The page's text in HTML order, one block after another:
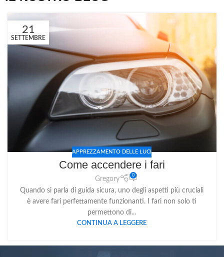
21
SETTEMBRE
APPREZZAMENTO DELLE LUCI
Come accendere i fari
Gregory
0
Quando si parla di guida sicura, uno degli aspetti più cruciali
è avere fari perfettamente funzionanti. I fari non solo ti
permettono di...
CONTINUA A LEGGERE